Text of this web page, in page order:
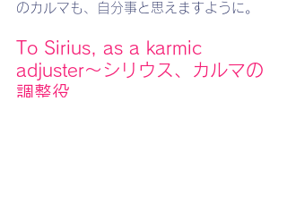
のカルマも、自分事と思えますように。
To Sirius, as a karmic
adjuster～シリウス、カルマの
調整役